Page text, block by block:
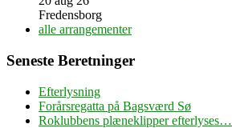
Fredensborg
alle arrangementer
Seneste Beretninger
Efterlysning
Forårsregatta på Bagsværd Sø
Roklubbens plæneklipper efterlyses…